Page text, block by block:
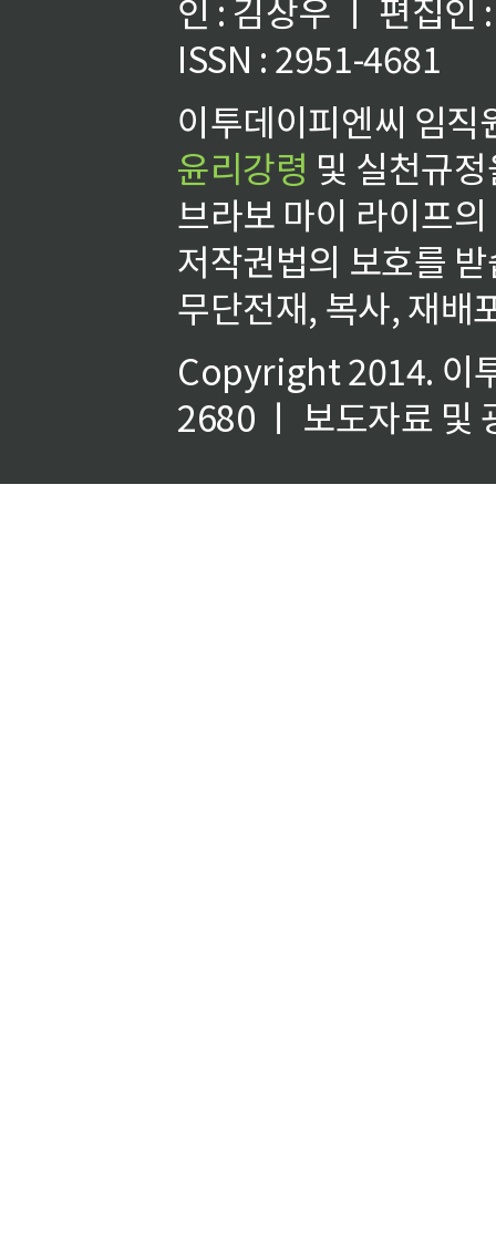
인 : 김상우 ㅣ 편집인
ISSN : 2951-4681
이투데이피엔씨 임
윤리강령 및 실천규
브라보 마이 라이프
저작권법의 보호를
무단전재, 복사, 재배
Copyright 2014. 이
2680 ㅣ 보도자료